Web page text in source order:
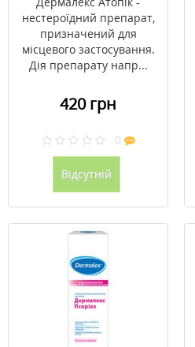
нестероїдний препарат,
призначений для
місцевого застосування.
Дія препарату напр...
420 грн
0
Відсутній